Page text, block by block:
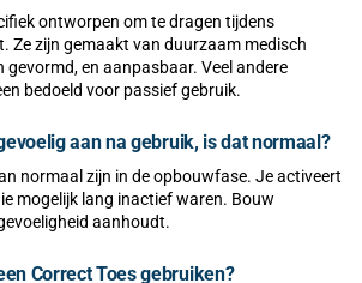
ontworpen om te dragen tijdens
Ze zijn gemaakt van duurzaam medisch
en aanpasbaar. Veel andere
bedoeld voor passief gebruik.
aan na gebruik, is dat normaal?
normaal zijn in de opbouwfase. Je activeert
mogelijk lang inactief waren. Bouw
aanhoudt.
Correct Toes gebruiken?